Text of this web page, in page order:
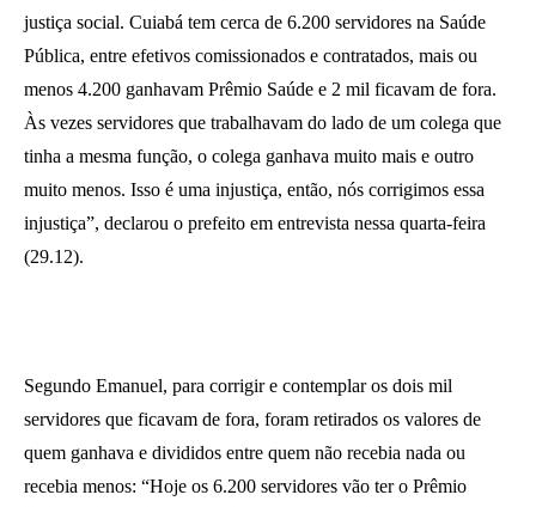
justiça social. Cuiabá tem cerca de 6.200 servidores na Saúde
Pública, entre efetivos comissionados e contratados, mais ou
menos 4.200 ganhavam Prêmio Saúde e 2 mil ficavam de fora.
Às vezes servidores que trabalhavam do lado de um colega que
tinha a mesma função, o colega ganhava muito mais e outro
muito menos. Isso é uma injustiça, então, nós corrigimos essa
injustiça”, declarou o prefeito em entrevista nessa quarta-feira
(29.12).
Segundo Emanuel, para corrigir e contemplar os dois mil
servidores que ficavam de fora, foram retirados os valores de
quem ganhava e divididos entre quem não recebia nada ou
recebia menos: “Hoje os 6.200 servidores vão ter o Prêmio